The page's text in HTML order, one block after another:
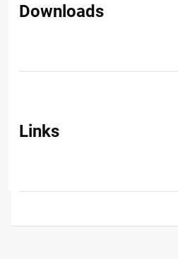
Downloads
Links